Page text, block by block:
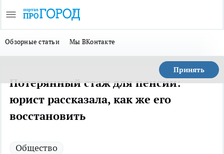
Обзорные статьи Мы ВКонтакте
Принять
Потерянный стаж для пенсии:
юрист рассказала, как же его
восстановить
Общество